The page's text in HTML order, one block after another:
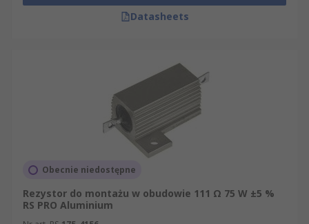
Datasheets
Obecnie niedostępne
Rezystor do montażu w obudowie 111 Ω 75 W ±5 %
RS PRO Aluminium